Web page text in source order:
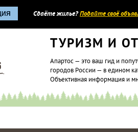
Сдаёте жилье?Подайте своё
ТУРИЗМ И
Апартос — это ваш гид и
городов России — в едином
Объективная информация и